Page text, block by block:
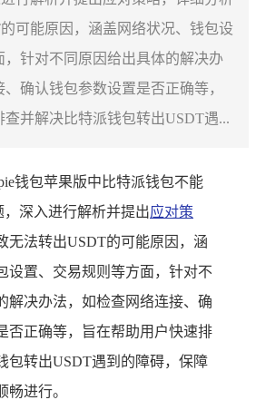
可能原因，涵盖网络状况、钱包设
，针对不同原因给出具体的解决办
确认钱包参数设置是否正确等，
查并解决比特派钱包转出USDT遇...
钱包苹果版中比特派钱包不能
深入进行解析并提出应对策
无法转出USDT的可能原因，涵
设置、交易规则等方面，针对不
解决办法，如检查网络连接、确
否正确等，旨在帮助用户快速排
包转出USDT遇到的障碍，保障
畅进行。